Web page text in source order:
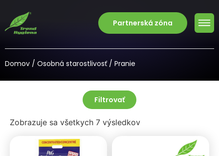
Partnerská zóna
Domov / Osobná starostlivosť / Pranie
Filtrovať
Zobrazuje sa všetkych 7 výsledkov